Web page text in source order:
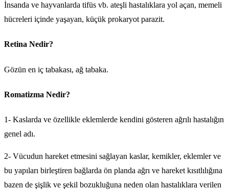
İnsanda ve hayvanlarda tifüs vb. ateşli hastalıklara yol açan, memeli
hücreleri içinde yaşayan, küçük prokaryot parazit.
Retina Nedir?
Gözün en iç tabakası, ağ tabaka.
Romatizma Nedir?
1- Kaslarda ve özellikle eklemlerde kendini gösteren ağrılı hastalığın
genel adı.
2- Vücudun hareket etmesini sağlayan kaslar, kemikler, eklemler ve
bu yapıları birleştiren bağlarda ön planda ağrı ve hareket kısıtlılığına
bazen de şişlik ve şekil bozukluğuna neden olan hastalıklara verilen